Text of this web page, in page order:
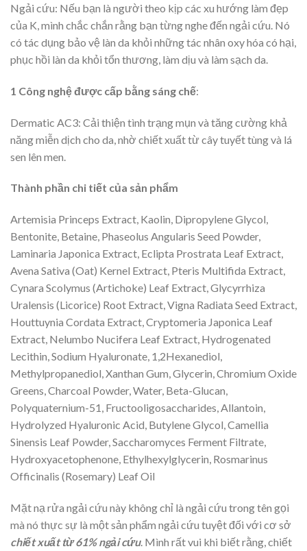
Ngải cứu: Nếu bạn là người theo kịp các xu hướng làm đẹp
của K, mình chắc chắn rằng bạn từng nghe đến ngải cứu. Nó
có tác dụng bảo vệ làn da khỏi những tác nhân oxy hóa có hại,
phục hồi làn da khỏi tổn thương, làm dịu và làm sạch da.
1 Công nghệ được cấp bằng sáng chế:
Dermatic AC3: Cải thiện tình trạng mụn và tăng cường khả
năng miễn dịch cho da, nhờ chiết xuất từ cây tuyết tùng và lá
sen lên men.
Thành phần chi tiết của sản phẩm
Artemisia Princeps Extract, Kaolin, Dipropylene Glycol,
Bentonite, Betaine, Phaseolus Angularis Seed Powder,
Laminaria Japonica Extract, Eclipta Prostrata Leaf Extract,
Avena Sativa (Oat) Kernel Extract, Pteris Multifida Extract,
Cynara Scolymus (Artichoke) Leaf Extract, Glycyrrhiza
Uralensis (Licorice) Root Extract, Vigna Radiata Seed Extract,
Houttuynia Cordata Extract, Cryptomeria Japonica Leaf
Extract, Nelumbo Nucifera Leaf Extract, Hydrogenated
Lecithin, Sodium Hyaluronate, 1,2Hexanediol,
Methylpropanediol, Xanthan Gum, Glycerin, Chromium Oxide
Greens, Charcoal Powder, Water, Beta-Glucan,
Polyquaternium-51, Fructooligosaccharides, Allantoin,
Hydrolyzed Hyaluronic Acid, Butylene Glycol, Camellia
Sinensis Leaf Powder, Saccharomyces Ferment Filtrate,
Hydroxyacetophenone, Ethylhexylglycerin, Rosmarinus
Officinalis (Rosemary) Leaf Oil
Mặt nạ rửa ngải cứu này không chỉ là ngải cứu trong tên gọi
mà nó thực sự là một sản phẩm ngải cứu tuyệt đối với cơ sở
chiết xuất từ 61% ngải cứu. Mình rất vui khi biết rằng, chiết